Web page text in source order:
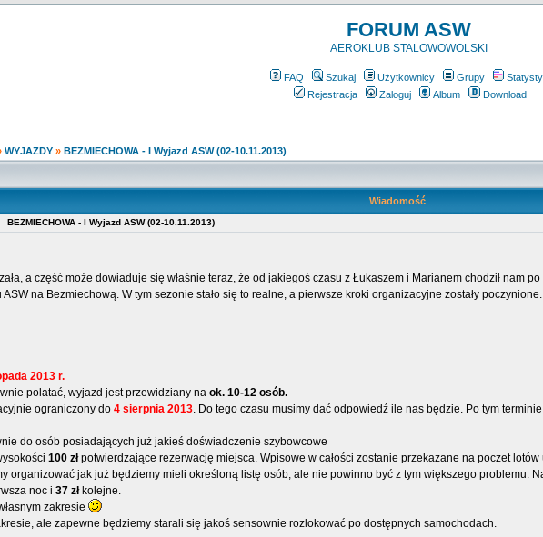
FORUM ASW
AEROKLUB STALOWOWOLSKI
FAQ Szukaj Użytkownicy Grupy
Rejestracja
Zaloguj Album Download
WYJAZDY » BEZMIECHOWA - I Wyjazd ASW (02-10.11.2013)
Wiadomość
BEZMIECHOWA - I Wyjazd ASW (02-10.11.2013)
a część może dowiaduje się właśnie teraz, że od jakiegoś czasu z Łukaszem i Marianem chodził nam
na Bezmiechową. W tym sezonie stało się to realne, a pierwsze kroki organizacyjne zostały
2013 r.
polatać, wyjazd jest przewidziany na ok. 10-12 osób.
ograniczony do 4 sierpnia 2013. Do tego czasu musimy dać odpowiedź ile nas będzie. Po tym
do osób posiadających już jakieś doświadczenie szybowcowe
100 złpotwierdzające rezerwację miejsca. Wpisowe w całości zostanie przekazane na poczet
organizować jak już będziemy mieli określoną listę osób, ale nie powinno być z tym większego problemu.
noc i 37 złkolejne.
zakresie
ale zapewne będziemy starali się jakoś sensownie rozlokować po dostępnych samochodach.